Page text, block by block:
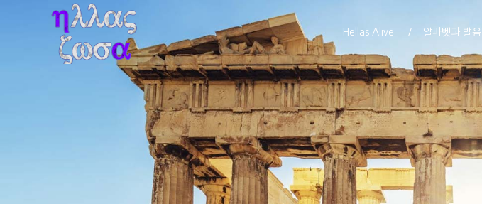
Hellas Alive 알파벳과 발음